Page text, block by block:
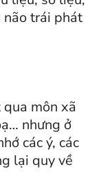
não trái phát
môn xã
nhưng ở
các ý, các
lại quy về